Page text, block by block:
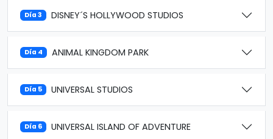
Día 3 DISNEY´S HOLLYWOOD STUDIOS
Día 4 ANIMAL KINGDOM PARK
Día 5 UNIVERSAL STUDIOS
Día 6 UNIVERSAL ISLAND OF ADVENTURE